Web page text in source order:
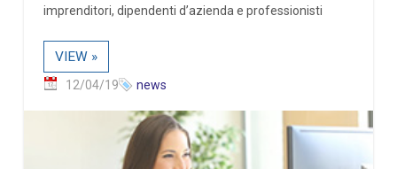
imprenditori, dipendenti d’azienda e professionisti
VIEW »
12/04/19 news